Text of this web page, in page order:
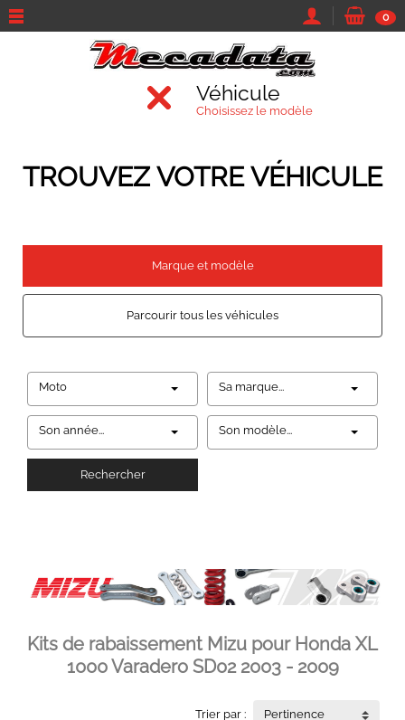
0
Véhicule
Choisissez le modèle
TROUVEZ VOTRE VÉHICULE
Marque et modèle
Parcourir tous les véhicules
Moto Sa marque...
Son année... Son modèle...
Rechercher
Kits de rabaissement Mizu pour Honda XL
1000 Varadero SD02 2003 - 2009
Trier par : Pertinence